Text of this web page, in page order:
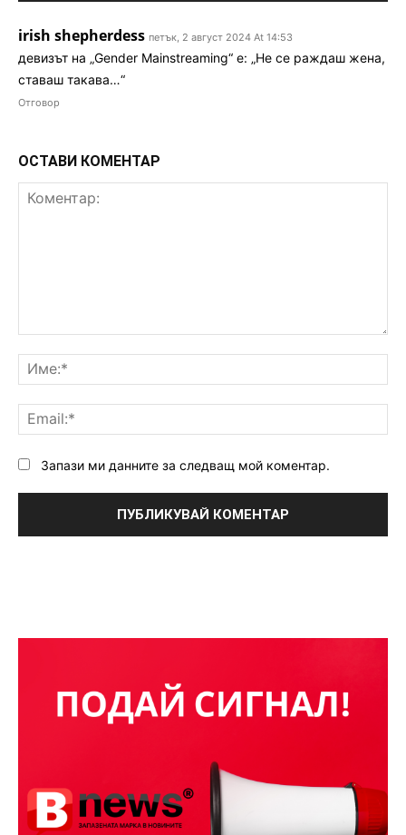
irish shepherdess петък, 2 август 2024 At 14:53
девизът на „Gender Mainstreaming“ е: „Не се раждаш жена,
ставаш такава…“
Отговор
ОСТАВИ КОМЕНТАР
Запази ми данните за следващ мой коментар.